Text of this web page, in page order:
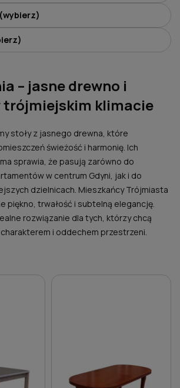
– jasne drewno i
trójmiejskim klimacie
stoły z jasnego drewna, które
świeżość i harmonię. Ich
sprawia, że pasują zarówno do
w centrum Gdyni, jak i do
dzielnicach. Mieszkańcy Trójmiasta
piękno, trwałość i subtelną elegancję.
rozwiązanie dla tych, którzy chcą
i oddechem przestrzeni.